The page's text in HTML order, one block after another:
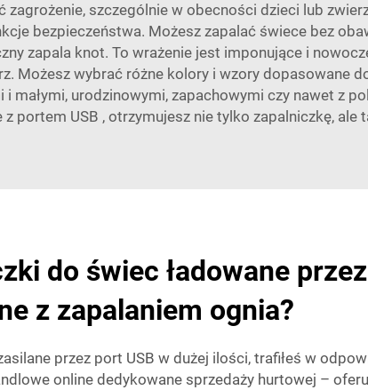
zagrożenie, szczególnie w obecności dzieci lub
bezpieczeństwa. Możesz zapalać świece bez
zapala knot. To wrażenie jest imponujące i
Możesz wybrać różne kolory i wzory dopasowane
małymi, urodzinowymi, zapachowymi czy nawet z
portem USB , otrzymujesz nie tylko zapalniczkę, ale
do świec ładowane
z zapalaniem ognia?
przez port USB w dużej ilości, trafiłeś w
online dedykowane sprzedaży hurtowej –